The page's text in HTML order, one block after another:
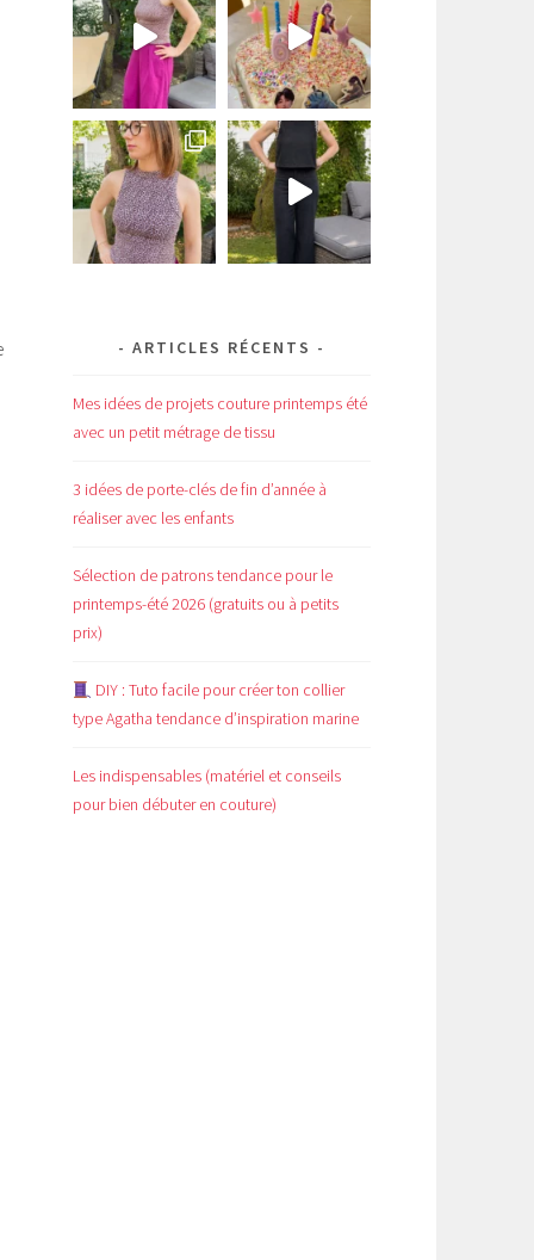
ARTICLES RÉCENTS
Mes idées de projets couture printemps été
avec un petit métrage de tissu
3 idées de porte-clés de fin d’année à
réaliser avec les enfants
Sélection de patrons tendance pour le
printemps-été 2026 (gratuits ou à petits
prix)
DIY : Tuto facile pour créer ton collier
type Agatha tendance d’inspiration marine
Les indispensables (matériel et conseils
pour bien débuter en couture)